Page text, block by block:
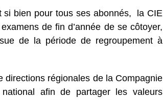
si bien pour tous ses abonnés, la CIE
de fin d’année de se côtoyer,
de la période de regroupement à
directions régionales de la Compagnie
national afin de partager les valeurs